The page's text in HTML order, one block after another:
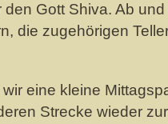
Gott Shiva. Ab
die zugehörigen
eine kleine
Strecke wieder